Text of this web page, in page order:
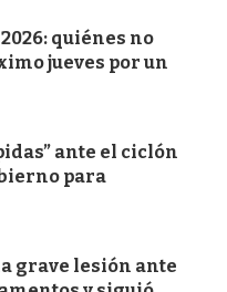
quiénes no
jueves por un
ante el ciclón
para
grave lesión ante